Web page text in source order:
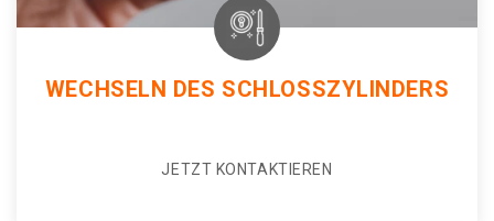
WECHSELN DES SCHLOSSZYLINDERS
JETZT KONTAKTIEREN